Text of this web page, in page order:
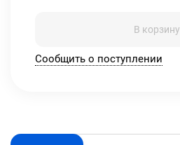
В корзину
Сообщить о поступлении